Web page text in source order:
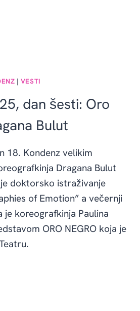
| VESTI
dan šesti: Oro
Bulut
18. Kondenz velikim
Dragana Bulut
doktorsko istraživanje
of Emotion” a večernji
koreografkinja Paulina
ORO NEGRO koja je